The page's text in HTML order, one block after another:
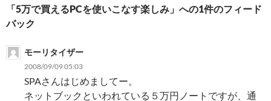
ョ
ン
「5万で買えるPCを使いこなす楽しみ」への1件のフィード
バック
モーリタイザー
2008/09/09 05:03
SPAさんはじめましてー。
ネットブックといわれている５万円ノートですが、通